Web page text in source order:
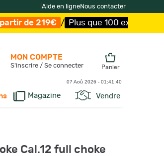
Aide en ligneNous contacter
/ Plus que 100 exemplaires !
Magazine Vendre
MON COMPTE
S'inscrire / Se connecter Panier
07 Aoû 2026 - 01:41:41
Cal.12 full choke